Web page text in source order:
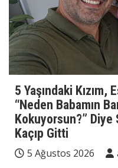
5 Yaşındaki Kızım,
“Neden Babamın
Kokuyorsun?”
Kaçıp Gitti
5 Ağustos 2026